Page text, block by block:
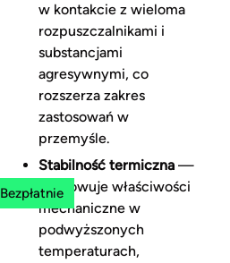
Bezpłatnie
w kontakcie z wieloma
rozpuszczalnikami i
substancjami
agresywnymi, co
rozszerza zakres
zastosowań w
przemyśle.
Stabilność termiczna—
zachowuje właściwości
mechaniczne w
podwyższonych
temperaturach,